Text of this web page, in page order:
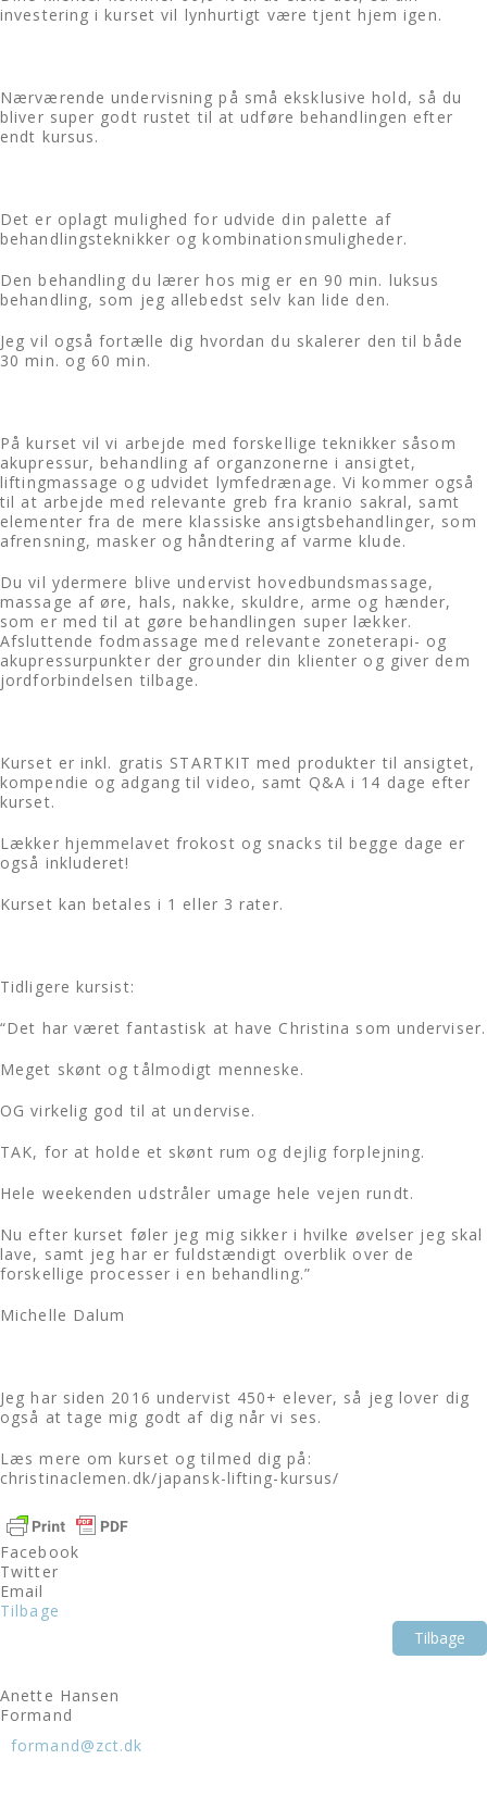
investering i kurset vil lynhurtigt være tjent hjem igen.
Nærværende undervisning på små eksklusive hold, så du
bliver super godt rustet til at udføre behandlingen efter
endt kursus.
Det er oplagt mulighed for udvide din palette af
behandlingsteknikker og kombinationsmuligheder.
Den behandling du lærer hos mig er en 90 min. luksus
behandling, som jeg allebedst selv kan lide den.
Jeg vil også fortælle dig hvordan du skalerer den til både
30 min. og 60 min.
På kurset vil vi arbejde med forskellige teknikker såsom
akupressur, behandling af organzonerne i ansigtet,
liftingmassage og udvidet lymfedrænage. Vi kommer også
til at arbejde med relevante greb fra kranio sakral, samt
elementer fra de mere klassiske ansigtsbehandlinger, som
afrensning, masker og håndtering af varme klude.
Du vil ydermere blive undervist hovedbundsmassage,
massage af øre, hals, nakke, skuldre, arme og hænder,
som er med til at gøre behandlingen super lækker.
Afsluttende fodmassage med relevante zoneterapi- og
akupressurpunkter der grounder din klienter og giver dem
jordforbindelsen tilbage.
Kurset er inkl. gratis STARTKIT med produkter til ansigtet,
kompendie og adgang til video, samt Q&A i 14 dage efter
kurset.
Lækker hjemmelavet frokost og snacks til begge dage er
også inkluderet!
Kurset kan betales i 1 eller 3 rater.
Tidligere kursist:
“Det har været fantastisk at have Christina som underviser.
Meget skønt og tålmodigt menneske.
OG virkelig god til at undervise.
TAK, for at holde et skønt rum og dejlig forplejning.
Hele weekenden udstråler umage hele vejen rundt.
Nu efter kurset føler jeg mig sikker i hvilke øvelser jeg skal
lave, samt jeg har er fuldstændigt overblik over de
forskellige processer i en behandling.”
Michelle Dalum
Jeg har siden 2016 undervist 450+ elever, så jeg lover dig
også at tage mig godt af dig når vi ses.
Læs mere om kurset og tilmed dig på:
christinaclemen.dk/japansk-lifting-kursus/
Facebook
Twitter
Email
Tilbage
Tilbage
Anette Hansen
Formand
formand@zct.dk